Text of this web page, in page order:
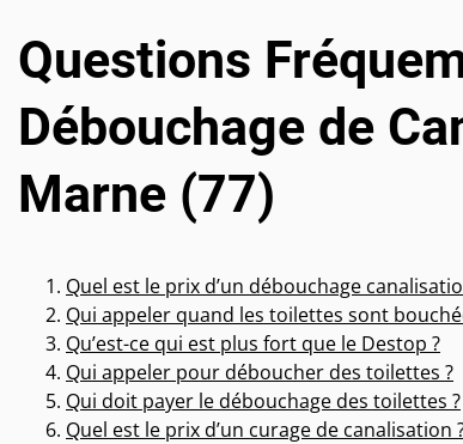
Questions
Débouchage de
Marne (77)
Quel est le prix d’un débouchage
Qui appeler quand les toilettes sont
Qu’est-ce qui est plus fort que le Destop ?
Qui appeler pour déboucher des toilettes ?
Qui doit payer le débouchage des toilettes ?
Quel est le prix d’un curage de canalisation